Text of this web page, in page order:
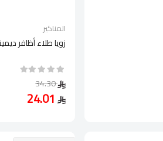
المناكير
زويا طلاء أظافر
34.30
24.01